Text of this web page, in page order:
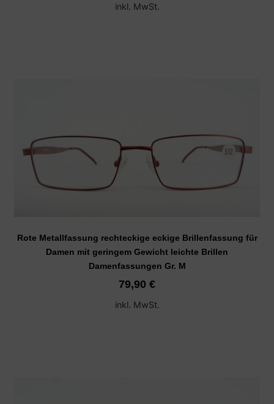
inkl. MwSt.
Rote Metallfassung rechteckige eckige Brillenfassung für
Damen mit geringem Gewicht leichte Brillen
Damenfassungen Gr. M
79,90 €
inkl. MwSt.